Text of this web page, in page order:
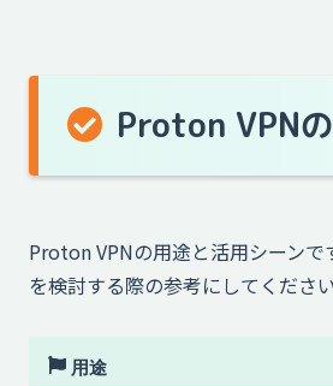
Proton VPN
Proton VPNの用途と活用シーンで
を検討する際の参考にしてください
用途